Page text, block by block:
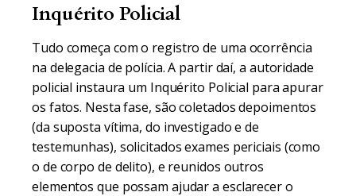
Inquérito Policial
Tudo começa com o registro de uma ocorrência
na delegacia de polícia. A partir daí, a autoridade
policial instaura um Inquérito Policial para apurar
os fatos. Nesta fase, são coletados depoimentos
(da suposta vítima, do investigado e de
testemunhas), solicitados exames periciais (como
o de corpo de delito), e reunidos outros
elementos que possam ajudar a esclarecer o